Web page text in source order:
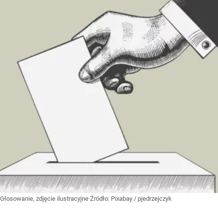
Głosowanie, zdjęcie ilustracyjne Źródło: Pixabay / pjedrzejczyk